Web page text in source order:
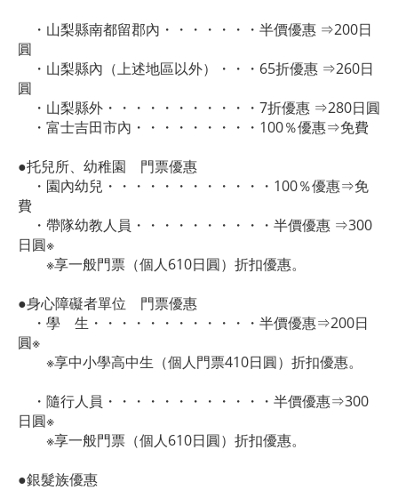
・山梨縣南都留郡內・・・・・・・半價優惠 ⇒200日
圓
・山梨縣內（上述地區以外）・・・65折優惠 ⇒260日
圓
・山梨縣外・・・・・・・・・・・7折優惠 ⇒280日圓
・富士吉田市內・・・・・・・・・100％優惠⇒免費
●托兒所、幼稚園 門票優惠
・園內幼兒・・・・・・・・・・・・100％優惠⇒免
費
・帶隊幼教人員・・・・・・・・・・半價優惠 ⇒300
日圓※
※享一般門票（個人610日圓）折扣優惠。
●身心障礙者單位 門票優惠
・學 生・・・・・・・・・・・・半價優惠⇒200日
圓※
※享中小學高中生（個人門票410日圓）折扣優惠。
・隨行人員・・・・・・・・・・・・半價優惠⇒300
日圓※
※享一般門票（個人610日圓）折扣優惠。
●銀髮族優惠